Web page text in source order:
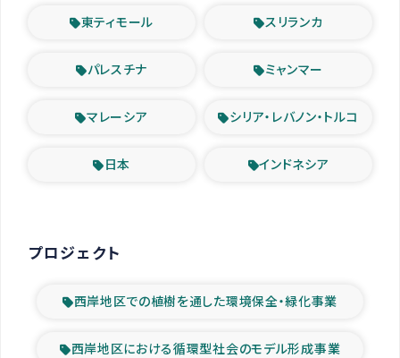
東ティモール スリランカ
パレスチナ ミャンマー
マレーシア シリア・レバノン・トルコ
日本 インドネシア
プロジェクト
西岸地区での植樹を通した環境保全・緑化事業
西岸地区における循環型社会のモデル形成事業